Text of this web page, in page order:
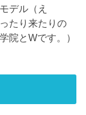
デル（え
たり来たりの
院とWです。）